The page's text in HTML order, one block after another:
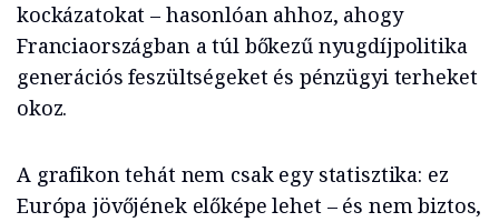
kockázatokat – hasonlóan ahhoz, ahogy
Franciaországban a túl bőkezű nyugdíjpolitika
generációs feszültségeket és pénzügyi terheket
okoz.
A grafikon tehát nem csak egy statisztika: ez
Európa jövőjének előképe lehet – és nem biztos,